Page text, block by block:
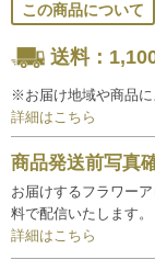
この商品について
送料：
※お届け地域や商品に
詳細はこちら
商品発送前写真
お届けするフラワー
料で配信いたします。
詳細はこちら